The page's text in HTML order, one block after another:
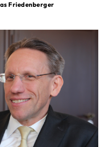
Friedenberger